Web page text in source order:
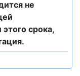
не
срока,